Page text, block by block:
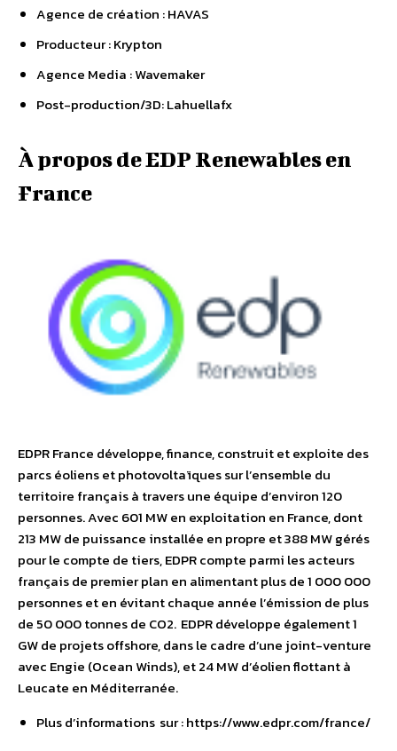
Agence de création : HAVAS
Producteur : Krypton
Agence Media : Wavemaker
Post-production/3D: Lahuellafx
À propos de EDP Renewables en
France
EDPR France développe, finance, construit et exploite des
parcs éoliens et photovoltaïques sur l’ensemble du
territoire français à travers une équipe d’environ 120
personnes. Avec 601 MW en exploitation en France, dont
213 MW de puissance installée en propre et 388 MW gérés
pour le compte de tiers, EDPR compte parmi les acteurs
français de premier plan en alimentant plus de 1 000 000
personnes et en évitant chaque année l’émission de plus
de 50 000 tonnes de CO2. EDPR développe également 1
GW de projets offshore, dans le cadre d’une joint-venture
avec Engie (Ocean Winds), et 24 MW d’éolien flottant à
Leucate en Méditerranée.
Plus d’informations sur : https://www.edpr.com/france/